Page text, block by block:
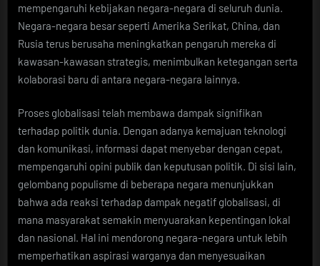
mempengaruhi kebijakan negara-negara di seluruh dunia.
Negara-negara besar seperti Amerika Serikat, China, dan
Rusia terus berusaha meningkatkan pengaruh mereka di
kawasan-kawasan strategis, menimbulkan ketegangan serta
kolaborasi baru di antara negara-negara lainnya.
Proses globalisasi telah membawa dampak signifikan
terhadap politik dunia. Dengan adanya kemajuan teknologi
dan komunikasi, informasi dapat menyebar dengan cepat,
mempengaruhi opini publik dan keputusan politik. Di sisi lain,
gelombang populisme di beberapa negara menunjukkan
bahwa ada reaksi terhadap dampak negatif globalisasi, di
mana masyarakat semakin menyuarakan kepentingan lokal
dan nasional. Hal ini mendorong negara-negara untuk lebih
memperhatikan aspirasi warganya dan menyesuaikan